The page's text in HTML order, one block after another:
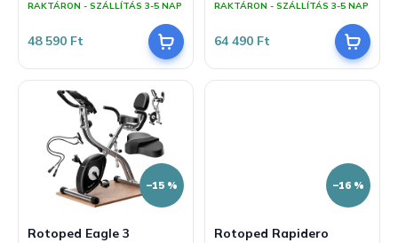
é
e
RAKTÁRON - SZÁLLÍTÁS 3-5 NAP
48 590 Ft
RAKTÁRON - SZÁLLÍTÁS 3-5 NAP
64 490 Ft
–15 %
Rotoped Eagle 3
–16 %
Rotoped Rapidero